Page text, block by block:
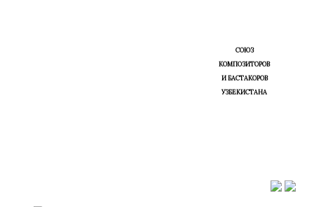
СОЮЗ
КОМПОЗИТОРОВ
И БАСТАКОРОВ
УЗБЕКИСТАНА